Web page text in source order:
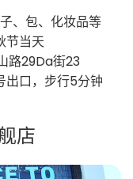
、包、化妆品等
节当天
路29Da街23
出口，步行5分钟
店